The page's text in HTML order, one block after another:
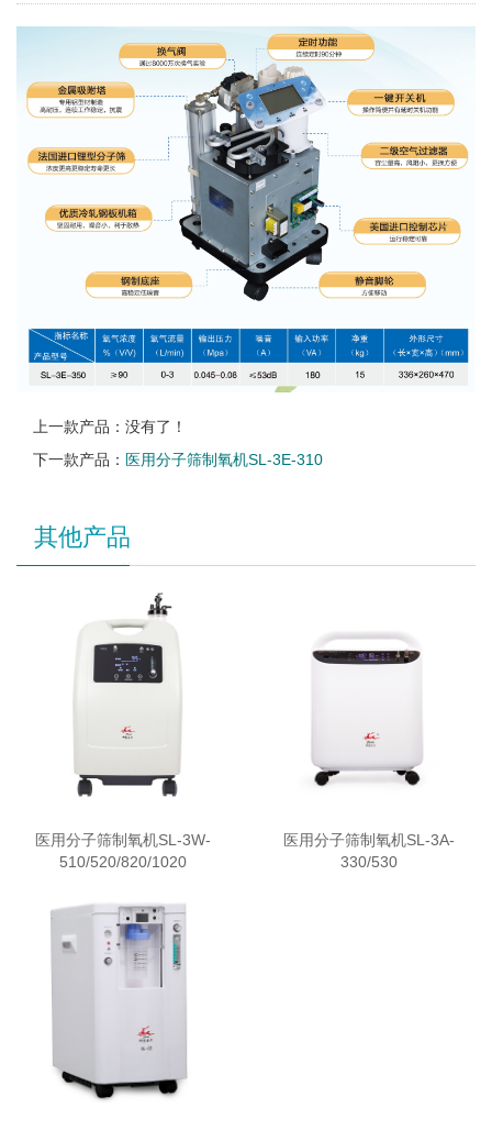
上一款产品：没有了！
下一款产品： 医用分子筛制氧机SL-3E-310
其他产品
医用分子筛制氧机SL-3W-
510/520/820/1020
医用分子筛制氧机SL-3A-
330/530